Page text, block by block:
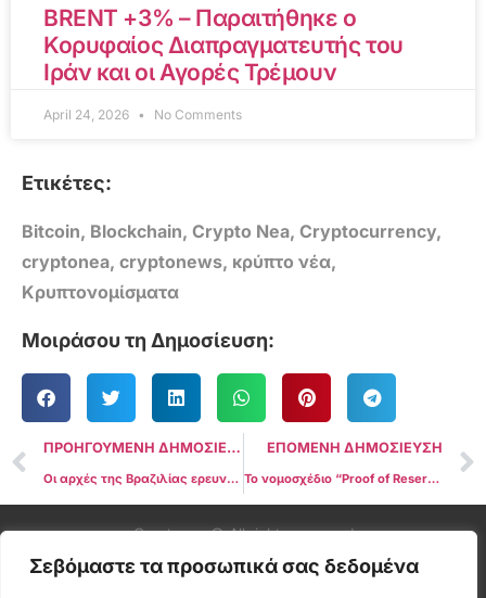
Σεβόμαστε τα προσωπικά σας δεδομένα
BRENT +3% – Παραιτήθηκε ο
Κορυφαίος Διαπραγματευτής του
Ιράν και οι Αγορές Τρέμουν
April 24, 2026 No Comments
Ετικέτες:
Bitcoin, Blockchain, Crypto Nea, Cryptocurrency,
cryptonea, cryptonews, κρύπτο νέα,
Κρυπτονομίσματα
Μοιράσου τη Δημοσίευση:
ΠΡΟΗΓΟΥΜΕΝΗ ΔΗΜΟΣΙΕΥΣΗ
Οι αρχές της Βραζιλίας ερευνούν την Binance για την καθοδήγηση των πελατών πέρα από την εντολή διακοπής: Έκθεση
ΕΠΟΜΕΝΗ ΔΗΜΟΣΙΕΥΣΗ
Το νομοσχέδιο “Proof of Reserve” περνά στη Βουλή των Αντιπροσώπων του Τέξας
Cryptonea © All rights reserved